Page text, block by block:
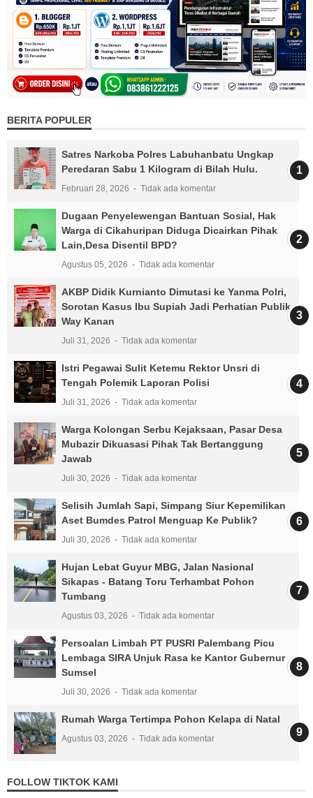
BERITA POPULER
Satres Narkoba Polres Labuhanbatu Ungkap
Peredaran Sabu 1 Kilogram di Bilah Hulu.
Februari 28, 2026 Tidak ada komentar
Dugaan Penyelewengan Bantuan Sosial, Hak
Warga di Cikahuripan Diduga Dicairkan Pihak
Lain,Desa Disentil BPD?
Agustus 05, 2026 Tidak ada komentar
AKBP Didik Kurnianto Dimutasi ke Yanma Polri,
Sorotan Kasus Ibu Supiah Jadi Perhatian Publik
Way Kanan
Juli 31, 2026 Tidak ada komentar
Istri Pegawai Sulit Ketemu Rektor Unsri di
Tengah Polemik Laporan Polisi
Juli 31, 2026 Tidak ada komentar
Warga Kolongan Serbu Kejaksaan, Pasar Desa
Mubazir Dikuasasi Pihak Tak Bertanggung
Jawab
Juli 30, 2026 Tidak ada komentar
Selisih Jumlah Sapi, Simpang Siur Kepemilikan
Aset Bumdes Patrol Menguap Ke Publik?
Juli 30, 2026 Tidak ada komentar
Hujan Lebat Guyur MBG, Jalan Nasional
Sikapas - Batang Toru Terhambat Pohon
Tumbang
Agustus 03, 2026 Tidak ada komentar
Persoalan Limbah PT PUSRI Palembang Picu
Lembaga SIRA Unjuk Rasa ke Kantor Gubernur
Sumsel
Juli 30, 2026 Tidak ada komentar
Rumah Warga Tertimpa Pohon Kelapa di Natal
Agustus 03, 2026 Tidak ada komentar
FOLLOW TIKTOK KAMI